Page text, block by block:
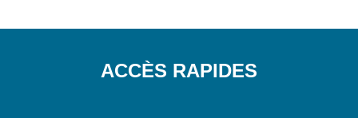
ACCÈS RAPIDES